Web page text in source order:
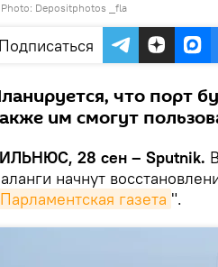
Depositphotos _fla
Подписаться
что порт
им смогут
28 сен – Sputnik.
начнут
Парламентская газета ".